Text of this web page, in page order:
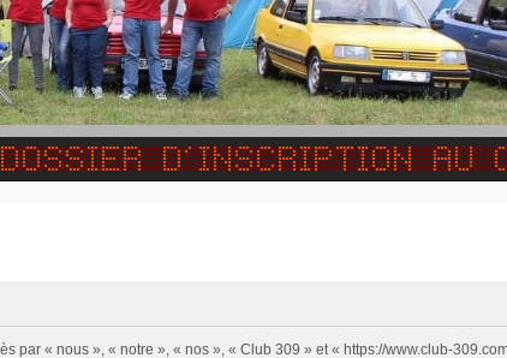
« nous », « notre », « nos », « Club 309 » et « https://www.club-